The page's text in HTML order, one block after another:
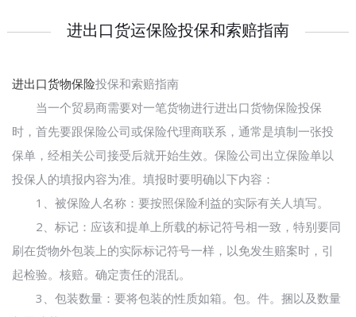
进出口货运保险投保和索赔指南
进出口货物保险投保和索赔指南
当一个贸易商需要对一笔货物进行进出口货物保险投保
时，首先要跟保险公司或保险代理商联系，通常是填制一张投
保单，经相关公司接受后就开始生效。保险公司出立保险单以
投保人的填报内容为准。填报时要明确以下内容：
1、被保险人名称：要按照保险利益的实际有关人填写。
2、标记：应该和提单上所载的标记符号相一致，特别要同
刷在货物外包装上的实际标记符号一样，以免发生赔案时，引
起检验。核赔。确定责任的混乱。
3、包装数量：要将包装的性质如箱。包。件。捆以及数量